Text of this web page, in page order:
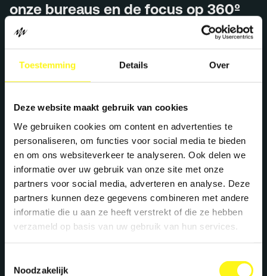
Toestemming Details Over
Deze website maakt gebruik van cookies
We gebruiken cookies om content en advertenties te
personaliseren, om functies voor social media te bieden
en om ons websiteverkeer te analyseren. Ook delen we
informatie over uw gebruik van onze site met onze
partners voor social media, adverteren en analyse. Deze
partners kunnen deze gegevens combineren met andere
informatie die u aan ze heeft verstrekt of die ze hebben
verzameld op basis van uw gebruik van hun services.
Noodzakelijk
onze bureaus en de focus op 360º
activatiecampagnes binnen de
Benelux en onze ambitieuze plannen
voor verdere expansie in Europa.
Stephan legt uit hoe we een half jaar geleden nog
bestonden uit vier afzonderlijke bureaus, elk met hun
eigen specialisaties in marketing, reclame, digitale
diensten en branding. Hoewel dit veel voordelen bood
voor onze klanten, hebben we ervoor gekozen om de
bureaus samen te voegen tot één krachtig Megawatt met
een duidelijke propositie. Onze focus ligt nu op 360º
activatiecampagnes, een gebied waarin we ons de
komende jaren verder willen ontwikkelen, zowel in